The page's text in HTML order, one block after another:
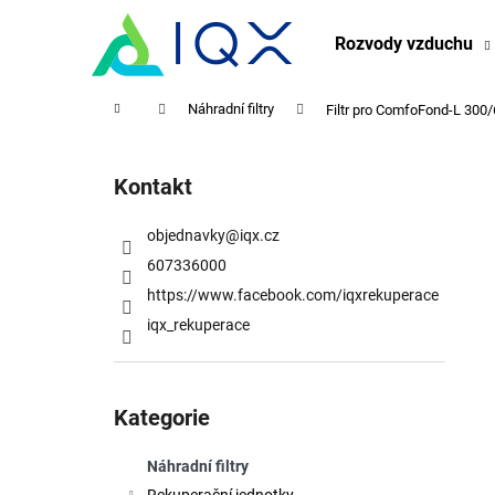
Rozvody vzduchu
Domů Náhradní filtry Filtr pro ComfoFond-L 300/
Kontakt
objednavky@iqx.cz
607336000
https://www.facebook.com/iqxrekuperace
iqx_rekuperace
kategorie
Kategorie
Náhradní filtry
Zpět
Zpět